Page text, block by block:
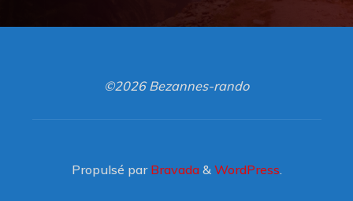
©2026 Bezannes-rando
Propulsé parBravada& WordPress.